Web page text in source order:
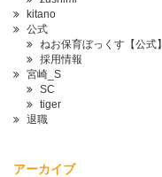
kitano
公式
ねお保育ぼっくす【公式】
採用情報
宮崎_S
SC
tiger
退職
アーカイブ